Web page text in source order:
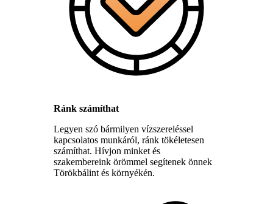
Ránk számíthat
Legyen szó bármilyen vízszereléssel
kapcsolatos munkáról, ránk tökéletesen
számíthat. Hívjon minket és
szakembereink örömmel segítenek önnek
Törökbálint és környékén.